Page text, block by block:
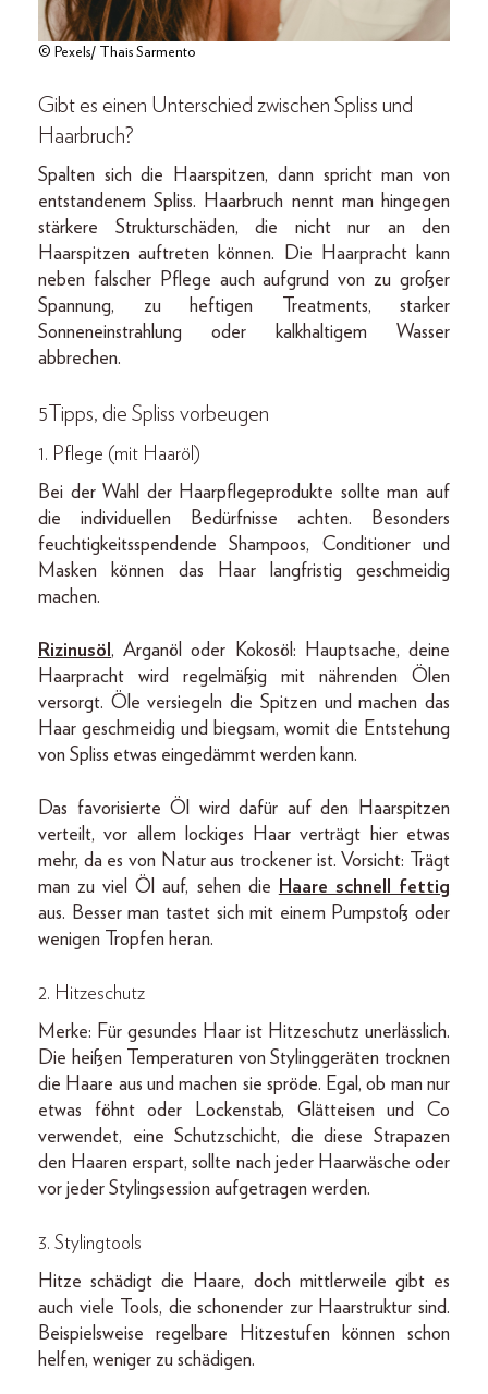
© Pexels/ Thais Sarmento
Gibt es einen Unterschied zwischen Spliss und
Haarbruch?
Spalten sich die Haarspitzen, dann spricht man von
entstandenem Spliss. Haarbruch nennt man hingegen
stärkere Strukturschäden, die nicht nur an den
Haarspitzen auftreten können. Die Haarpracht kann
neben falscher Pflege auch aufgrund von zu großer
Spannung, zu heftigen Treatments, starker
Sonneneinstrahlung oder kalkhaltigem Wasser
abbrechen.
5Tipps, die Spliss vorbeugen
1. Pflege (mit Haaröl)
Bei der Wahl der Haarpflegeprodukte sollte man auf
die individuellen Bedürfnisse achten. Besonders
feuchtigkeitsspendende Shampoos, Conditioner und
Masken können das Haar langfristig geschmeidig
machen.
Rizinusöl , Arganöl oder Kokosöl: Hauptsache, deine
Haarpracht wird regelmäßig mit nährenden Ölen
versorgt. Öle versiegeln die Spitzen und machen das
Haar geschmeidig und biegsam, womit die Entstehung
von Spliss etwas eingedämmt werden kann.
Das favorisierte Öl wird dafür auf den Haarspitzen
verteilt, vor allem lockiges Haar verträgt hier etwas
mehr, da es von Natur aus trockener ist. Vorsicht: Trägt
man zu viel Öl auf, sehen die
Haare schnell fettig
aus. Besser man tastet sich mit einem Pumpstoß oder
wenigen Tropfen heran.
2. Hitzeschutz
Merke: Für gesundes Haar ist Hitzeschutz unerlässlich.
Die heißen Temperaturen von Stylinggeräten trocknen
die Haare aus und machen sie spröde. Egal, ob man nur
etwas föhnt oder Lockenstab, Glätteisen und Co
verwendet, eine Schutzschicht, die diese Strapazen
den Haaren erspart, sollte nach jeder Haarwäsche oder
vor jeder Stylingsession aufgetragen werden.
3. Stylingtools
Hitze schädigt die Haare, doch mittlerweile gibt es
auch viele Tools, die schonender zur Haarstruktur sind.
Beispielsweise regelbare Hitzestufen können schon
helfen, weniger zu schädigen.